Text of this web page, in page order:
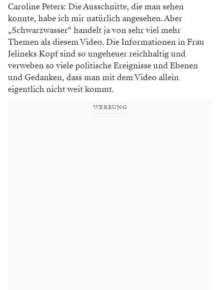
Caroline Peters: Die Ausschnitte, die man sehen
konnte, habe ich mir natürlich angesehen. Aber
„Schwarzwasser“ handelt ja von sehr viel mehr
Themen als diesem Video. Die Informationen in Frau
Jelineks Kopf sind so ungeheuer reichhaltig und
verweben so viele politische Ereignisse und Ebenen
und Gedanken, dass man mit dem Video allein
eigentlich nicht weit kommt.
WERBUNG